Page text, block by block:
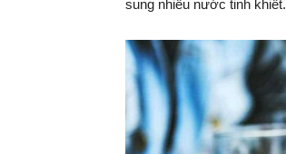
sung nhiều nước tinh khiết.